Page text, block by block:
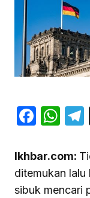
Ikhbar.com:
ditemukan
sibuk mencari